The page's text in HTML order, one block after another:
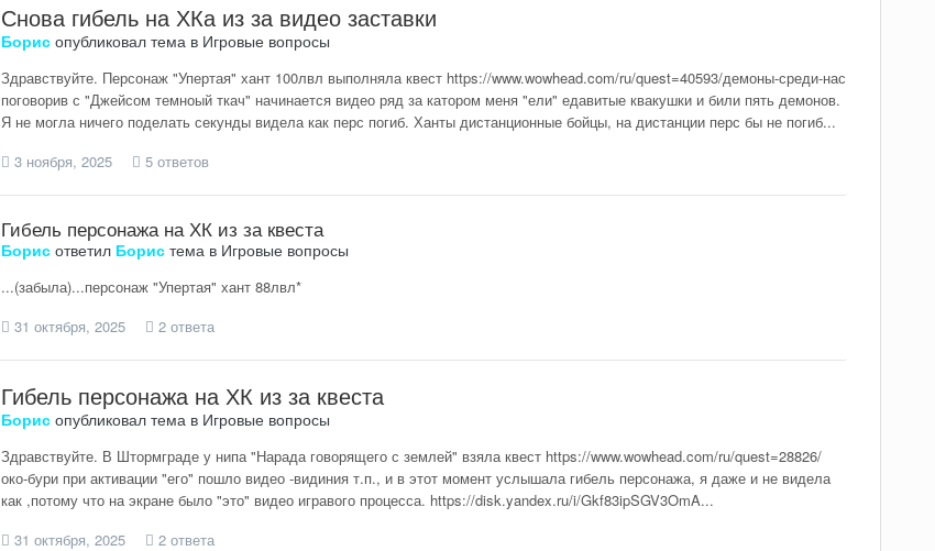
Снова гибель на ХКа из за видео заставки
Борисопубликовал тема в Игровые вопросы
Здравствуйте. Персонаж "Упертая" хант 100лвл выполняла квест https://www.wowhead.com/ru/quest=40593/демоны-среди-нас
поговорив с "Джейсом темноый ткач" начинается видео ряд за катором меня "ели" едавитые квакушки и били пять демонов.
Я не могла ничего поделать секунды видела как перс погиб. Ханты дистанционные бойцы, на дистанции перс бы не погиб...
3 ноября, 2025
5 ответов
Гибель персонажа на ХК из за квеста
Борисответил Бористема в Игровые вопросы
...(забыла)...персонаж "Упертая" хант 88лвл*
31 октября, 2025
2 ответа
Гибель персонажа на ХК из за квеста
Борисопубликовал тема в Игровые вопросы
Здравствуйте. В Штормграде у нипа "Нарада говорящего с землей" взяла квест https://www.wowhead.com/ru/quest=28826/
око-бури при активации "его" пошло видео -видиния т.п., и в этот момент услышала гибель персонажа, я даже и не видела
как ,потому что на экране было "это" видео игравого процесса. https://disk.yandex.ru/i/Gkf83ipSGV3OmA...
31 октября, 2025
2 ответа